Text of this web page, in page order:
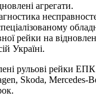
агрегати.
рейки на
Україні.
рульові рейки ЕПК
Skoda, Mercedes-